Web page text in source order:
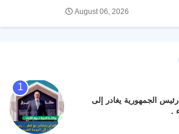
August 06, 2026
الجمهورية يغادر إلى
.